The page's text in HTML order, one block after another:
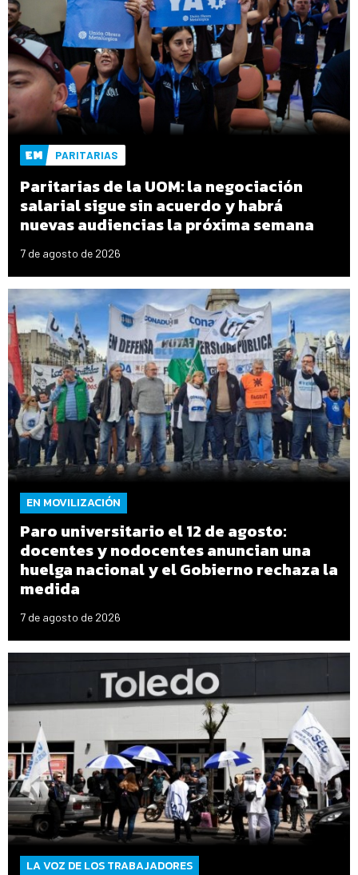
PARITARIAS
Paritarias de la UOM: la negociación
salarial sigue sin acuerdo y habrá
nuevas audiencias la próxima semana
7 de agosto de 2026
EN MOVILIZACIÓN
Paro universitario el 12 de agosto:
docentes y nodocentes anuncian una
huelga nacional y el Gobierno rechaza la
medida
7 de agosto de 2026
LA VOZ DE LOS TRABAJADORES